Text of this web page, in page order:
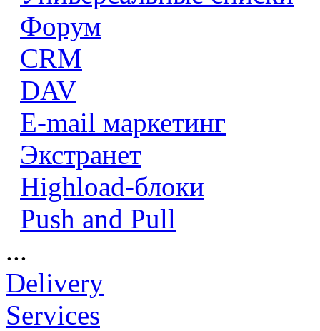
Форум
CRM
DAV
E-mail маркетинг
Экстранет
Highload-блоки
Push and Pull
...
Delivery
Services